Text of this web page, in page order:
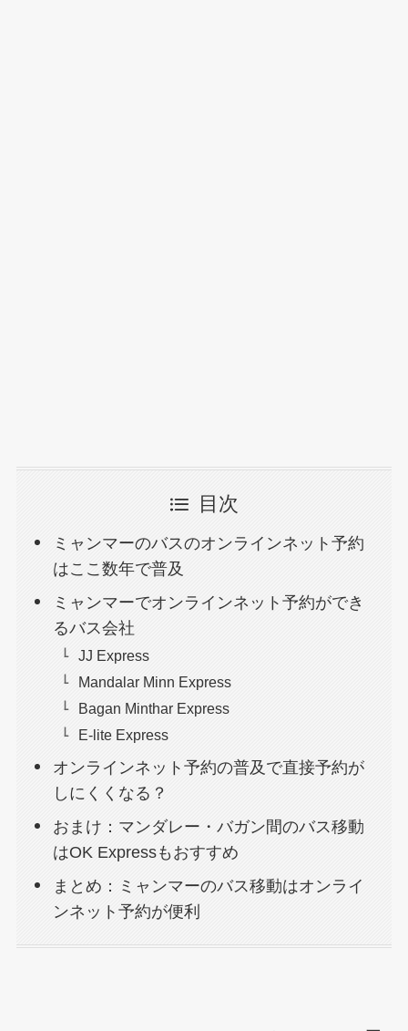
目次
ミャンマーのバスのオンラインネット予約
はここ数年で普及
ミャンマーでオンラインネット予約ができ
るバス会社
JJ Express
Mandalar Minn Express
Bagan Minthar Express
E-lite Express
オンラインネット予約の普及で直接予約が
しにくくなる？
おまけ：マンダレー・バガン間のバス移動
はOK Expressもおすすめ
まとめ：ミャンマーのバス移動はオンライ
ンネット予約が便利